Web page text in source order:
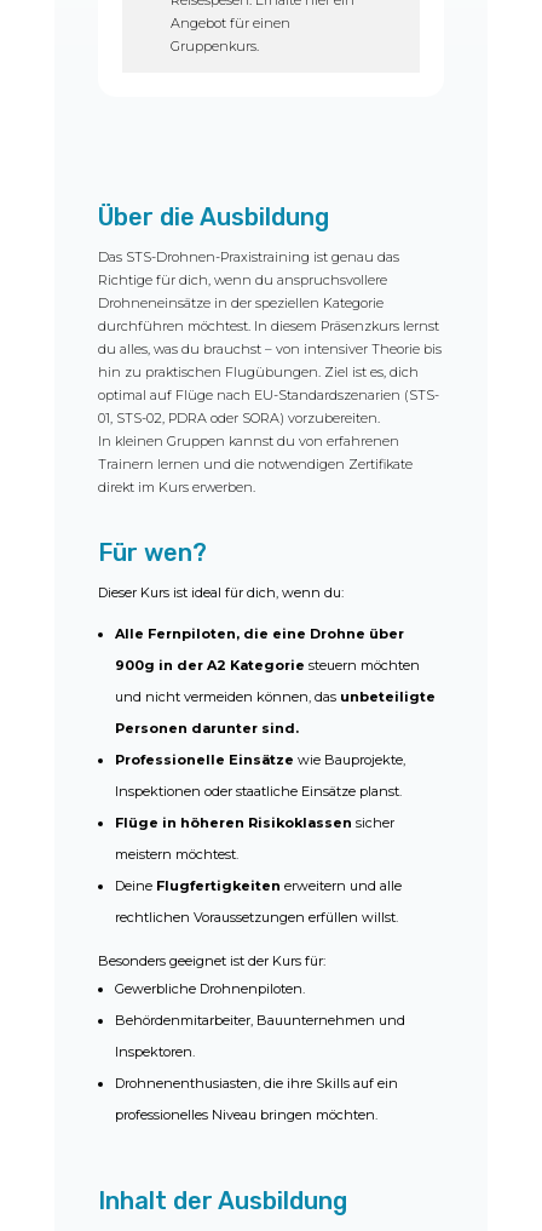
Angebot für einen
Gruppenkurs.
Über die Ausbildung
Das STS-Drohnen-Praxistraining ist genau das
Richtige für dich, wenn du anspruchsvollere
Drohneneinsätze in der speziellen Kategorie
durchführen möchtest. In diesem Präsenzkurs lernst
du alles, was du brauchst – von intensiver Theorie bis
hin zu praktischen Flugübungen. Ziel ist es, dich
optimal auf Flüge nach EU-Standardszenarien (STS-
01, STS-02, PDRA oder SORA) vorzubereiten.
In kleinen Gruppen kannst du von erfahrenen
Trainern lernen und die notwendigen Zertifikate
direkt im Kurs erwerben.
Für wen?
Dieser Kurs ist ideal für dich, wenn du:
Alle Fernpiloten, die eine Drohne über
900g in der A2 Kategorie steuern möchten
und nicht vermeiden können, das unbeteiligte
Personen darunter sind.
Professionelle Einsätze wie Bauprojekte,
Inspektionen oder staatliche Einsätze planst.
Flüge in höheren Risikoklassen sicher
meistern möchtest.
Deine Flugfertigkeiten erweitern und alle
rechtlichen Voraussetzungen erfüllen willst.
Besonders geeignet ist der Kurs für:
Gewerbliche Drohnenpiloten.
Behördenmitarbeiter, Bauunternehmen und
Inspektoren.
Drohnenenthusiasten, die ihre Skills auf ein
professionelles Niveau bringen möchten.
Inhalt der Ausbildung